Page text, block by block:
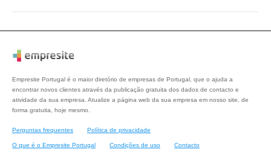
Empresite Portugal é o maior diretório de empresas de Portugal, que o ajuda a
encontrar novos clientes através da publicação gratuita dos dados de contacto e
atividade da sua empresa. Atualize a página web da sua empresa em nosso site, de
forma gratuita, hoje mesmo.
Perguntas frequentes Política de privacidade
O que é o Empresite Portugal Condições de uso Contacto